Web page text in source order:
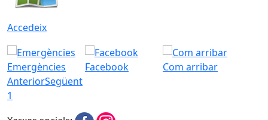
Accedeix
Emergències Facebook
Com arribar
AnteriorSegüent
1